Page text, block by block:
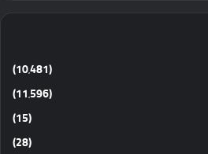
(10٬481)
(11٬596)
(15)
(28)